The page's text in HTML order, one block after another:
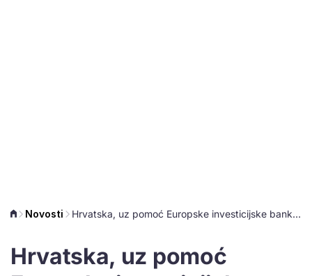
Novosti Hrvatska, uz pomoć Europske investicijske banke, želi postati regionalno financijsko središte
Hrvatska, uz pomoć